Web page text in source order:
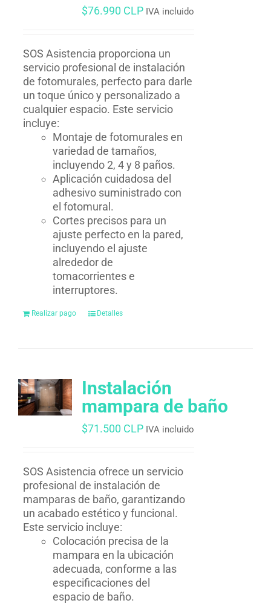
$76.990 CLP IVA incluido
SOS Asistencia proporciona un
servicio profesional de instalación
de fotomurales, perfecto para darle
un toque único y personalizado a
cualquier espacio. Este servicio
incluye:
Montaje de fotomurales en
variedad de tamaños,
incluyendo 2, 4 y 8 paños.
Aplicación cuidadosa del
adhesivo suministrado con
el fotomural.
Cortes precisos para un
ajuste perfecto en la pared,
incluyendo el ajuste
alrededor de
tomacorrientes e
interruptores.
Realizar pago Detalles
Instalación
mampara de baño
$71.500 CLP IVA incluido
SOS Asistencia ofrece un servicio
profesional de instalación de
mamparas de baño, garantizando
un acabado estético y funcional.
Este servicio incluye:
Colocación precisa de la
mampara en la ubicación
adecuada, conforme a las
especificaciones del
espacio de baño.